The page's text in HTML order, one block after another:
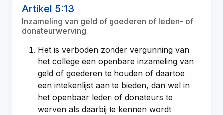
Artikel 5:13
Inzameling van geld of goederen of leden- of
donateurwerving
Het is verboden zonder vergunning van
het college een openbare inzameling van
geld of goederen te houden of daartoe
een intekenlijst aan te bieden, dan wel in
het openbaar leden of donateurs te
werven als daarbij te kennen wordt